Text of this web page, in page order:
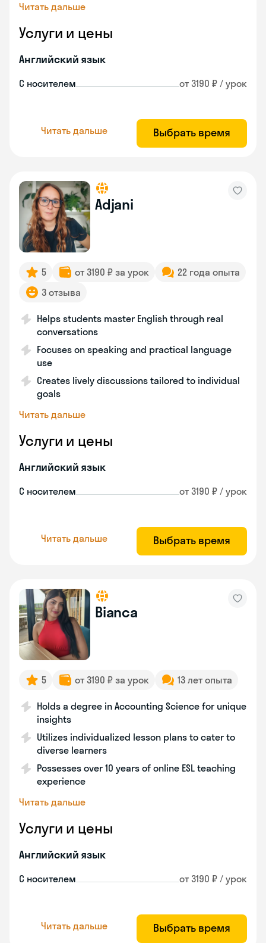
Читать дальше
Услуги и цены
Английский язык
С носителем от 3190 ₽ / урок
Читать дальше Выбрать время
Adjani
5 от 3190 ₽ за урок
22 года опыта
3 отзыва
Helps students master English through real
conversations
Focuses on speaking and practical language
use
Creates lively discussions tailored to individual
goals
Читать дальше
Услуги и цены
Английский язык
С носителем от 3190 ₽ / урок
Читать дальше Выбрать время
Bianca
5 от 3190 ₽ за урок 13 лет опыта
Holds a degree in Accounting Science for unique
insights
Utilizes individualized lesson plans to cater to
diverse learners
Possesses over 10 years of online ESL teaching
experience
Читать дальше
Услуги и цены
Английский язык
С носителем от 3190 ₽ / урок
Читать дальше Выбрать время